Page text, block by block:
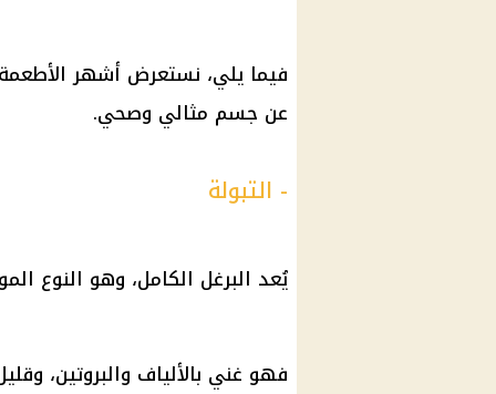
عن جسم مثالي وصحي.
- التبولة
يُعد البرغل الكامل، وهو النوع
فهو غني بالألياف والبروتين،